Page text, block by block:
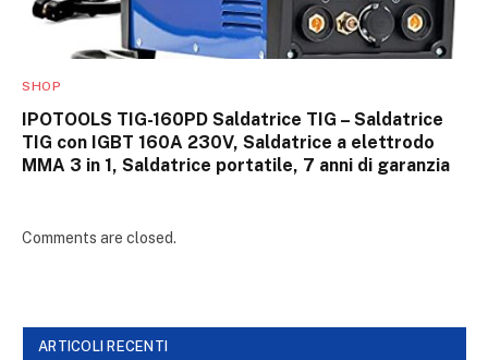
SHOP
IPOTOOLS TIG-160PD Saldatrice TIG – Saldatrice
TIG con IGBT 160A 230V, Saldatrice a elettrodo
MMA 3 in 1, Saldatrice portatile, 7 anni di garanzia
Comments are closed.
ARTICOLI RECENTI